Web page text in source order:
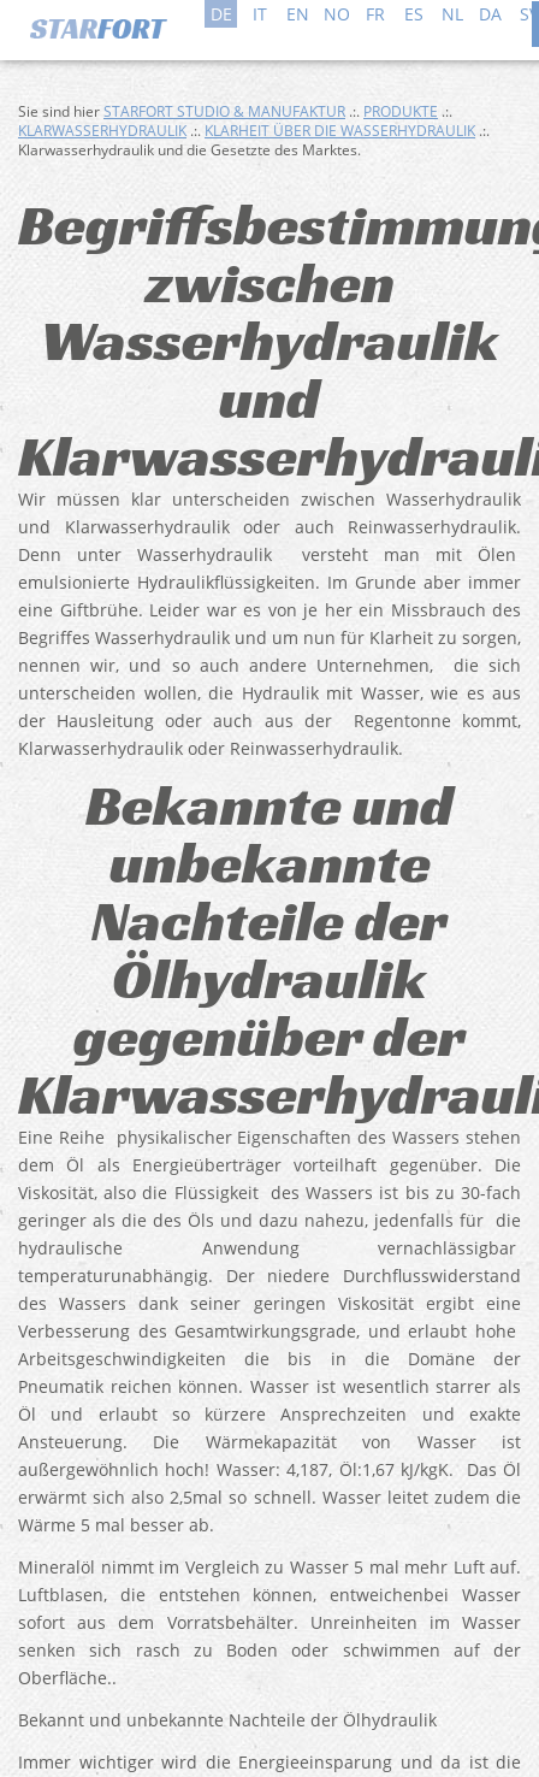
DE IT EN NO FR ES NL DA SV
Sie sind hierSTARFORT STUDIO & MANUFAKTUR .:. PRODUKTE .:.
KLARWASSERHYDRAULIK .:. KLARHEIT ÜBER DIE WASSERHYDRAULIK .:.
Klarwasserhydraulik und die Gesetzte des Marktes.
zwischen
Wasserhydraulik
und
Wir müssen klar unterscheiden zwischen Wasserhydraulik
und Klarwasserhydraulik oder auch Reinwasserhydraulik.
Denn unter Wasserhydraulik versteht man mit Ölen
emulsionierte Hydraulikflüssigkeiten. Im Grunde aber immer
eine Giftbrühe. Leider war es von je her ein Missbrauch des
Begriffes Wasserhydraulik und um nun für Klarheit zu sorgen,
nennen wir, und so auch andere Unternehmen, die sich
unterscheiden wollen, die Hydraulik mit Wasser, wie es aus
der Hausleitung oder auch aus der Regentonne kommt,
Klarwasserhydraulik oder Reinwasserhydraulik.
Bekannte und
unbekannte
Nachteile der
Ölhydraulik
gegenüber der
Eine Reihe physikalischer Eigenschaften des Wassers stehen
dem Öl als Energieüberträger vorteilhaft gegenüber. Die
Viskosität, also die Flüssigkeit des Wassers ist bis zu 30-fach
geringer als die des Öls und dazu nahezu, jedenfalls für die
hydraulische Anwendung vernachlässigbar
temperaturunabhängig. Der niedere Durchflusswiderstand
des Wassers dank seiner geringen Viskosität ergibt eine
Verbesserung des Gesamtwirkungsgrade, und erlaubt hohe
Arbeitsgeschwindigkeiten die bis in die Domäne der
Pneumatik reichen können. Wasser ist wesentlich starrer als
Öl und erlaubt so kürzere Ansprechzeiten und exakte
Ansteuerung. Die Wärmekapazität von Wasser ist
außergewöhnlich hoch! Wasser: 4,187, Öl:1,67 kJ/kgK. Das Öl
erwärmt sich also 2,5mal so schnell. Wasser leitet zudem die
Wärme 5 mal besser ab.
Mineralöl nimmt im Vergleich zu Wasser 5 mal mehr Luft auf.
Luftblasen, die entstehen können, entweichenbei Wasser
sofort aus dem Vorratsbehälter. Unreinheiten im Wasser
senken sich rasch zu Boden oder schwimmen auf der
Oberfläche..
Bekannt und unbekannte Nachteile der Ölhydraulik
Immer wichtiger wird die Energieeinsparung und da ist die